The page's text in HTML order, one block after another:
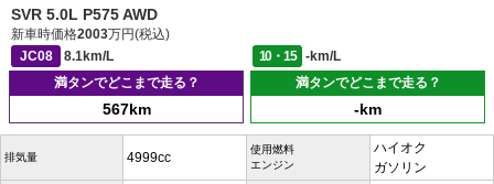
SVR 5.0L P575 AWD
新車時価格2003万円(税込)
JC08
8.1km/L 10・15
-km/L
満タンでどこまで走る？
567km
満タンでどこまで走る？
-km
排気量 4999cc
使用燃料
エンジン
ハイオク
ガソリン